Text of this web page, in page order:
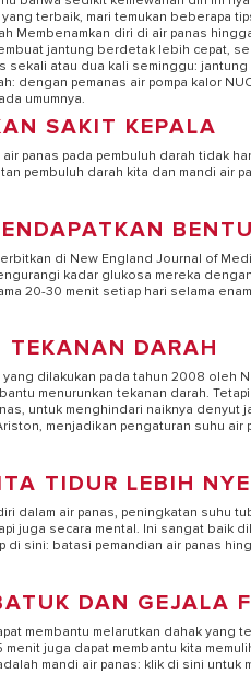
SEMUA
terbaik, mari temukan beberapa
Membenamkan diri di air panas
jantung berdetak lebih cepat,
sekali atau dua kali seminggu:
dengan pemanas air pompa kalor
umumnya.
SAKIT KEPALA
panas pada pembuluh darah tidak
pembuluh darah kita dan mandi air
di New England Journal of
kadar glukosa mereka
20-30 menit setiap hari selama
TEKANAN DARAH
dilakukan pada tahun 2008 oleh
menurunkan tekanan darah.
untuk menghindari naiknya
menjadikan pengaturan suhu air
TIDUR LEBIH
dalam air panas, peningkatan suhu
juga secara mental. Ini sangat baik
di sini: batasi pemandian air panas
DAN GEJALA
membantu melarutkan dahak
menit juga dapat membantu kita
mandi air panas: klik di sini untuk